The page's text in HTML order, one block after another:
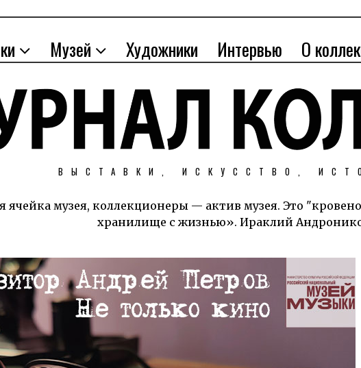
Музей Художники Интервью О
ВЫСТАВКИ, ИСКУССТВО,
ячейка музея, коллекционеры — актив музея. Это
хранилище с жизнью». Ираклий